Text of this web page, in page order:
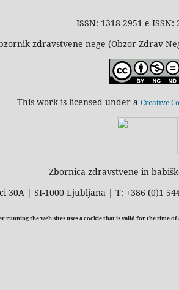
ISSN: 1318-2951 e-ISSN:
zdravstvene nege (Obzor Zdrav
This work is licensed under a Creative
Zbornica zdravstvene in
30A | SI-1000 Ljubljana | T: +386 (0)1
running the web sites uses a cockie that is valid for the time of